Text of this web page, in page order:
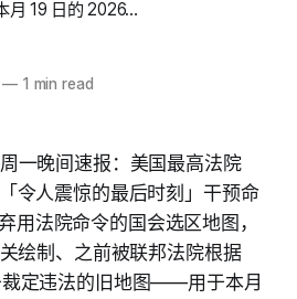
19 日的 2026…
—1 min read
一晚间速报：美国最高法院
令人震惊的最后时刻」干预命
用法院命令的国会选区地图，
绘制、之前被联邦法院根据
裁定违法的旧地图——用于本月